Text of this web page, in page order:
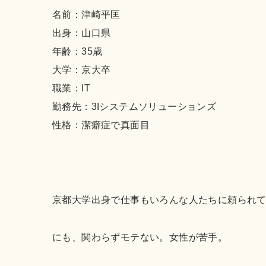
名前：津崎平匡
出身：山口県
年齢：35歳
大学：京大卒
職業：IT
勤務先：3Iシステムソリューションズ
性格：潔癖症で真面目
京都大学出身で仕事もいろんな人たちに頼られ
にも、関わらずモテない。 女性が苦手。